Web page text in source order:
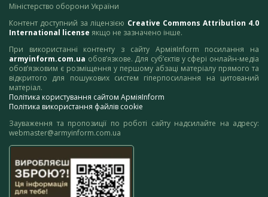
Міністерство оборони України
Контент доступний за ліцензією Creative Commons Attribution 4.0
International license якщо не зазначено інше.
При використанні контенту з сайту АрміяInform посилання на
armyinform.com.ua обов’язкове. Для суб’єктів у сфері онлайн-медіа
обов’язковим є розміщення у першому абзаці матеріалу прямого та
відкритого для пошукових систем гіперпосилання на цитований
матеріал.
Політика користування сайтом АрміяInform
Політика використання файлів cookie
Зауваження та пропозиції по роботі сайту надсилайте на адресу:
webmaster@armyinform.com.ua